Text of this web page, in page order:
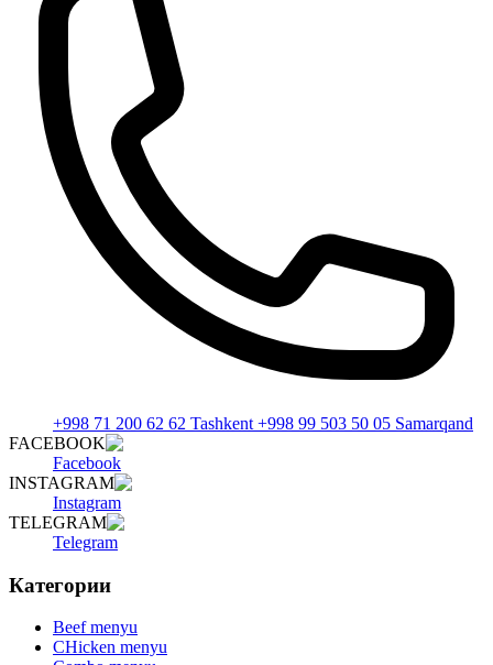
+998 71 200 62 62 Tashkent +998 99 503 50 05 Samarqand
FACEBOOK
Facebook
INSTAGRAM
Instagram
TELEGRAM
Telegram
Категории
Beef menyu
CHicken menyu